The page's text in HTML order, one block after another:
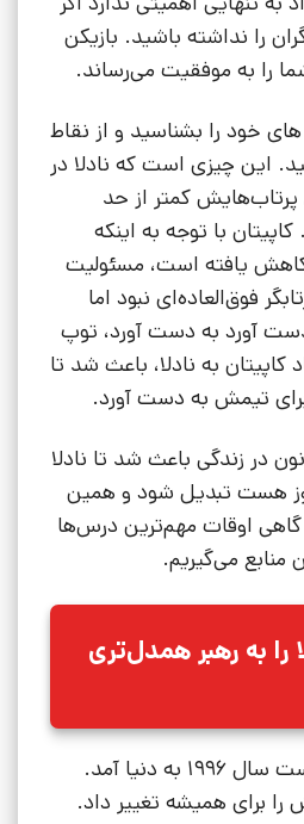
را نداشته باشید. بازیکن
را به موفقیت می‌رساند.
خود را بشناسید و از نقاط
این چیزی است که نادلا در
کمتر از حد
با توجه به اینکه
کاهش یافته است، مسئولیت
فوق‌العاده‌ای نبود اما
آورد به دست آورد، توپ
کاپیتان به نادلا، باعث شد تا
تیمش به دست آورد.
در زندگی باعث شد تا نادلا
هست تبدیل شود و همین
اوقات مهم‌ترین درس‌ها
منابع می‌گیریم.
را به رهبر همدل‌تری
زِین، پسر نادلا در آگوست سال 1996 به دنیا آمد.
را برای همیشه تغییر داد.